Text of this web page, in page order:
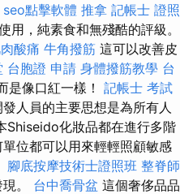
seo點擊軟體 推拿 記帳士 證照
，純素食和無殘酷的評級。
酸痛 牛角撥筋 這可以改善皮
台胞證 申請 身體撥筋教學 台
是像口紅一樣！ 記帳士 考試
人員的主要思想是為所有人
Shiseido化妝品都在進行多階
位都可以用來輕輕照顧敏感
腳底按摩技術士證照班 整脊師
。 台中喬骨盆 這個奢侈品品